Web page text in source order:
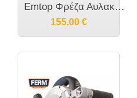
Emtop Φρέζα Αυλακώσεων με σύστημα αναρρόφησης 1500W EMCR15001
155,00 €